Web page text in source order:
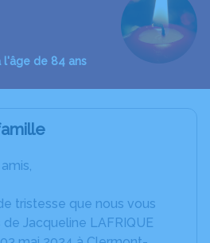
l'âge de 84 ans
tristesse que nous vous
Jacqueline LAFRIQUE